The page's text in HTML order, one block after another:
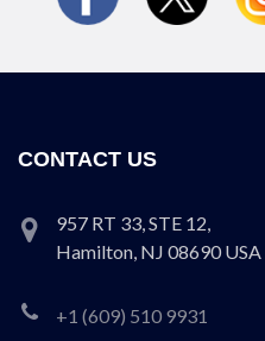
CONTACT US
957 RT 33, STE 12,
Hamilton, NJ 08690 USA
+1 (609) 510 9931